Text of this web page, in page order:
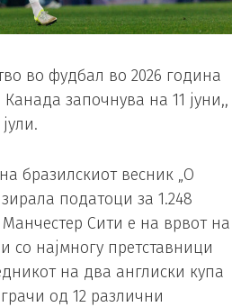
во фудбал во 2026 година
започнува на 11 јуни,,
бразилскиот весник „О
податоци за 1.248
Сити е на врвот на
со најмногу претставници
на два англиски купа
од 12 различни